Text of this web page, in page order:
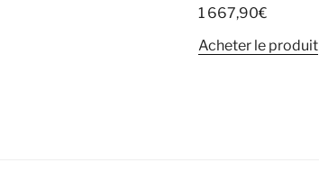
1 667,90€
Acheter le produit